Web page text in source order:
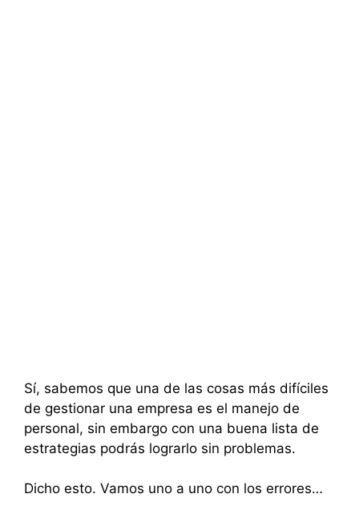
Sí, sabemos que una de las cosas más difíciles
de gestionar una empresa es el manejo de
personal, sin embargo con una buena lista de
estrategias podrás lograrlo sin problemas.
Dicho esto. Vamos uno a uno con los errores…